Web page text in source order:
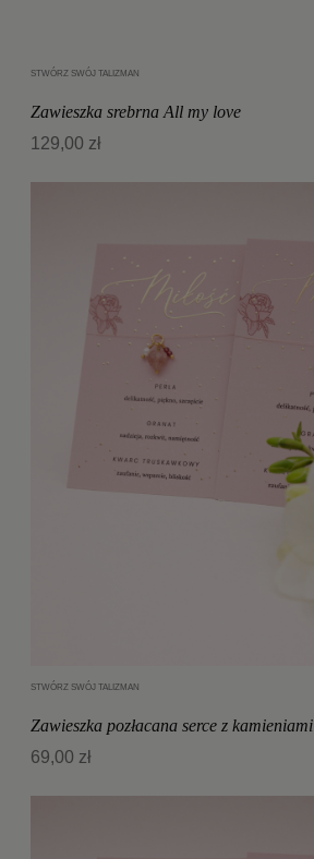
STWÓRZ SWÓJ TALIZMAN
Zawieszka srebrna All my love
129,00 zł
STWÓRZ SWÓJ TALIZMAN
Zawieszka pozłacana serce z kamieniami
69,00 zł